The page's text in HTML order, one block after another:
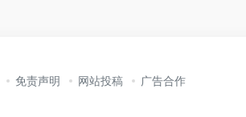
免责声明 网站投稿 广告合作